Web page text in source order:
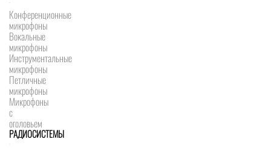
Конференционные
микрофоны
Вокальные
микрофоны
Инструментальные
микрофоны
Петличные
микрофоны
Микрофоны
с
оголовьем
РАДИОСИСТЕМЫ